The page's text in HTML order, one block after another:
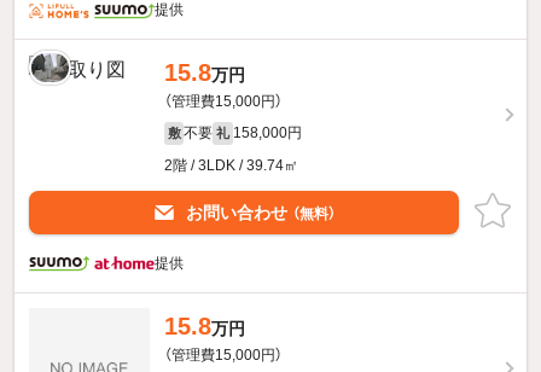
提供
15.8万円
（管理費15,000円）
敷 不要 礼 158,000円
2階 / 3LDK / 39.74㎡
お問い合わせ （無料）
提供
15.8万円
（管理費15,000円）